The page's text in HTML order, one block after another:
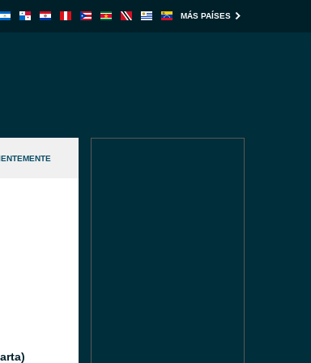
MÁS PAÍSES